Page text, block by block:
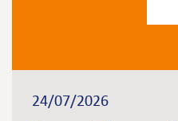
24/07/2026